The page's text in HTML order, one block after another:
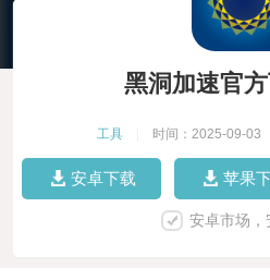
黑洞加速官
工具 时间：2025-09-03
安卓下载 苹果
安卓市场，